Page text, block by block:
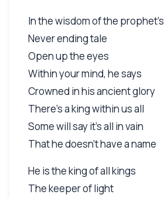
In the wisdom of the prophet’s
Never ending tale
Open up the eyes
Within your mind, he says
Crowned in his ancient glory
There’s a king within us all
Some will say it’s all in vain
That he doesn’t have a name
He is the king of all kings
The keeper of light